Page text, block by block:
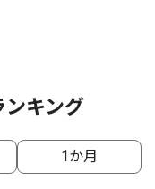
キング
1か月